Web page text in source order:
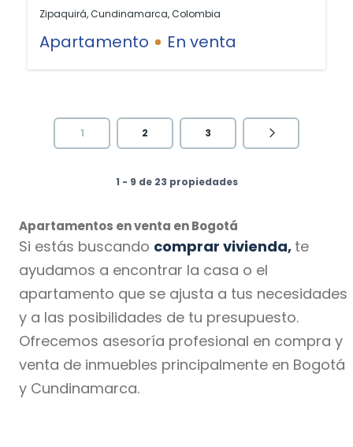
Zipaquirá, Cundinamarca, Colombia
Apartamento En venta
1 2 3
1 - 9 de 23 propiedades
Apartamentos en venta en Bogotá
Si estás buscando comprar vivienda, te
ayudamos a encontrar la casa o el
apartamento que se ajusta a tus necesidades
y a las posibilidades de tu presupuesto.
Ofrecemos asesoría profesional en compra y
venta de inmuebles principalmente en Bogotá
y Cundinamarca.